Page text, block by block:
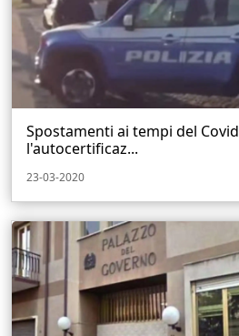
Spostamenti ai tempi del
l'autocertificaz...
23-03-2020